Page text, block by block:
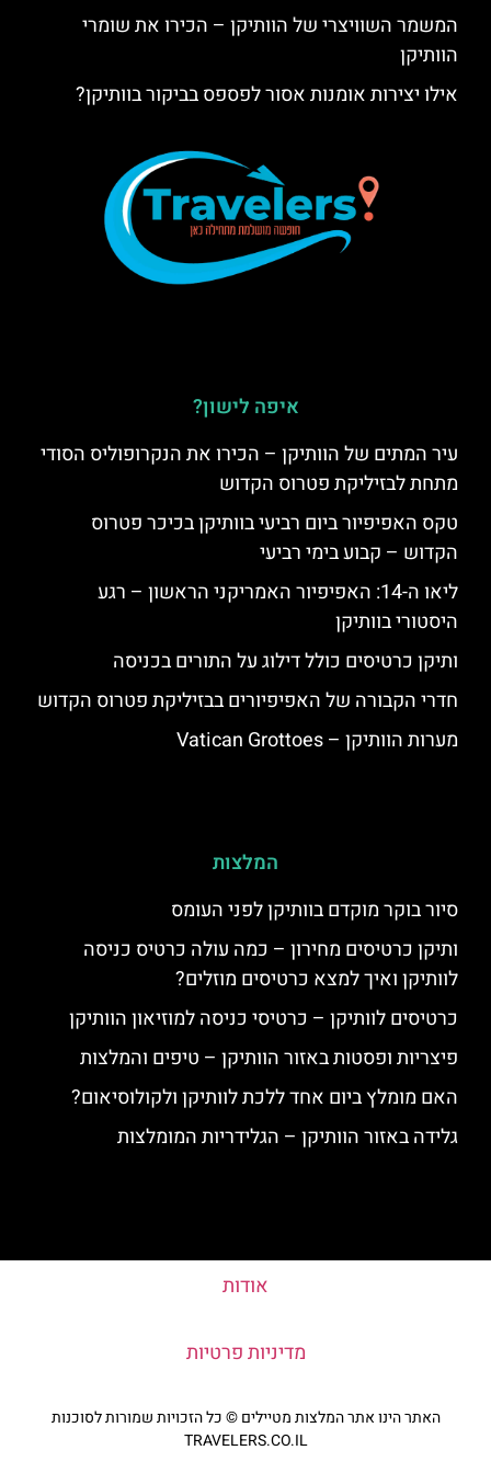
המשמר השוויצרי של הוותיקן – הכירו את שומרי
הוותיקן
אילו יצירות אומנות אסור לפספס בביקור בוותיקן?
איפה לישון?
עיר המתים של הוותיקן – הכירו את הנקרופוליס הסודי
מתחת לבזיליקת פטרוס הקדוש
טקס האפיפיור ביום רביעי בוותיקן בכיכר פטרוס
הקדוש – קבוע בימי רביעי
ליאו ה-14: האפיפיור האמריקני הראשון – רגע
היסטורי בוותיקן
ותיקן כרטיסים כולל דילוג על התורים בכניסה
חדרי הקבורה של האפיפיורים בבזיליקת פטרוס הקדוש
מערות הוותיקן – Vatican Grottoes
המלצות
סיור בוקר מוקדם בוותיקן לפני העומס
ותיקן כרטיסים מחירון – כמה עולה כרטיס כניסה
לוותיקן ואיך למצא כרטיסים מוזלים?
כרטיסים לוותיקן – כרטיסי כניסה למוזיאון הוותיקן
פיצריות ופסטות באזור הוותיקן – טיפים והמלצות
האם מומלץ ביום אחד ללכת לוותיקן ולקולוסיאום?
גלידה באזור הוותיקן – הגלידריות המומלצות
אודות
מדיניות פרטיות
האתר הינו אתר המלצות מטיילים © כל הזכויות שמורות לסוכנות
TRAVELERS.CO.IL